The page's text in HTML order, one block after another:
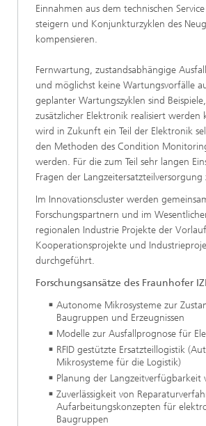
Einnahmen aus dem technischen
steigern und Konjunkturzyklen des
kompensieren.
Fernwartung, zustandsabhängige
und möglichst keine Wartungsvorfälle
geplanter Wartungszyklen sind
zusätzlicher Elektronik realisiert werden
wird in Zukunft ein Teil der Elektronik
den Methoden des Condition
werden. Für die zum Teil sehr langen
Fragen der Langzeitersatzteilversorgung
Im Innovationscluster werden
Forschungspartnern und im
regionalen Industrie Projekte der
Kooperationsprojekte und
durchgeführt.
Forschungsansätze des Fraunhofer
Autonome Mikrosysteme zur
Baugruppen und Erzeugnissen
Modelle zur Ausfallprognose für
RFID gestützte Ersatzteillogistik
Mikrosysteme für die Logistik)
Planung der Langzeitverfügbarkeit
Zuverlässigkeit von
Aufarbeitungskonzepten für
Baugruppen